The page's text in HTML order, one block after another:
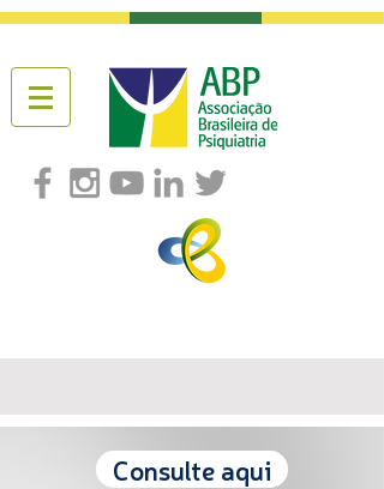
Consulte aqui